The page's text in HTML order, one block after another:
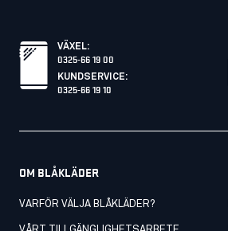
VÄXEL:
0325-66 19 00
KUNDSERVICE:
0325-66 19 10
OM BLÅKLÄDER
VARFÖR VÄLJA BLÅKLÄDER?